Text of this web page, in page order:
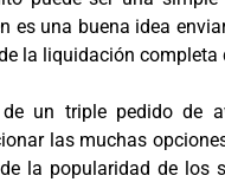
es una buena idea
la liquidación completa
un triple pedido de
las muchas
la popularidad de los